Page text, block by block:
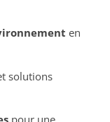
en
solutions